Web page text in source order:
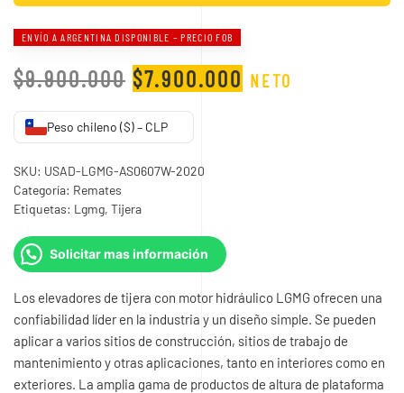
ENVÍO A ARGENTINA DISPONIBLE – PRECIO FOB
$9.900.000 EL
PRECIO
ORIGINAL
ERA:
$7.900.000 EL
NETO
Peso chileno ($) – CLP
SKU: USAD-LGMG-AS0607W-2020
Categoría: Remates
Etiquetas: Lgmg, Tijera
Solicitar mas información
Los elevadores de tijera con motor hidráulico LGMG ofrecen una
confiabilidad líder en la industria y un diseño simple. Se pueden
aplicar a varios sitios de construcción, sitios de trabajo de
mantenimiento y otras aplicaciones, tanto en interiores como en
exteriores. La amplia gama de productos de altura de plataforma